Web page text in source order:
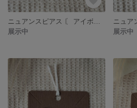
展示中
展示中